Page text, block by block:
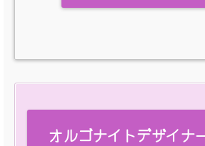
オルゴナイトデザイナ